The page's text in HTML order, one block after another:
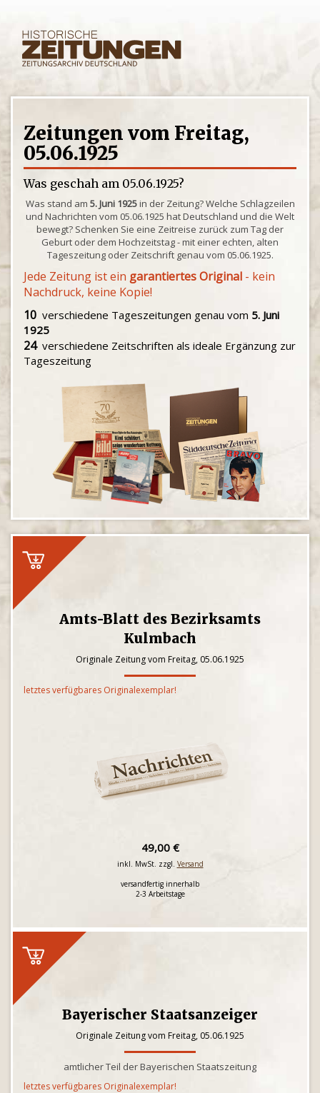
Zeitungen vom Freitag,
05.06.1925
Was geschah am 05.06.1925?
Was stand am 5. Juni 1925in der Zeitung? Welche Schlagzeilen
und Nachrichten vom 05.06.1925 hat Deutschland und die Welt
bewegt? Schenken Sie eine Zeitreise zurück zum Tag der
Geburt oder dem Hochzeitstag - mit einer echten, alten
Tageszeitung oder Zeitschrift genau vom 05.06.1925.
Jede Zeitung ist ein garantiertes Original - kein
Nachdruck, keine Kopie!
10 verschiedene Tageszeitungen genau vom 5. Juni
1925
24verschiedene Zeitschriften als ideale Ergänzung zur
Tageszeitung
Amts-Blatt des Bezirksamts
Kulmbach
Originale Zeitung vom Freitag, 05.06.1925
letztes verfügbares Originalexemplar!
49,00 €
inkl. MwSt. zzgl. Versand
versandfertig innerhalb
2-3 Arbeitstage
Bayerischer Staatsanzeiger
Originale Zeitung vom Freitag, 05.06.1925
amtlicher Teil der Bayerischen Staatszeitung
letztes verfügbares Originalexemplar!